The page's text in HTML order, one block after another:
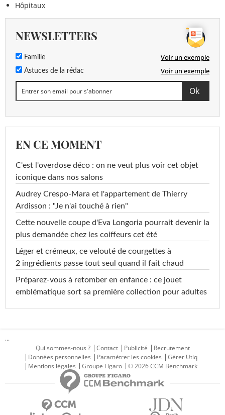
Hôpitaux
NEWSLETTERS
Famille Voir un exemple
Astuces de la rédac Voir un exemple
EN CE MOMENT
C'est l'overdose déco : on ne veut plus voir cet objet
iconique dans nos salons
Audrey Crespo-Mara et l'appartement de Thierry
Ardisson : "Je n'ai touché à rien"
Cette nouvelle coupe d'Eva Longoria pourrait devenir la
plus demandée chez les coiffeurs cet été
Léger et crémeux, ce velouté de courgettes à
2 ingrédients passe tout seul quand il fait chaud
Préparez-vous à retomber en enfance : ce jouet
emblématique sort sa première collection pour adultes
...
Qui sommes-nous ?
Contact Publicité
Recrutement
Données personnelles
Paramétrer les cookies
Gérer Utiq
Mentions légales
Groupe Figaro © 2026 CCM Benchmark